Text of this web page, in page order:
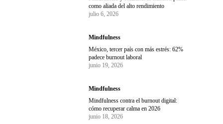
como aliada del alto rendimiento
julio 6, 2026
Mindfulness
México, tercer país con más estrés: 62%
padece burnout laboral
junio 19, 2026
Mindfulness
Mindfulness contra el burnout digital:
cómo recuperar calma en 2026
junio 18, 2026